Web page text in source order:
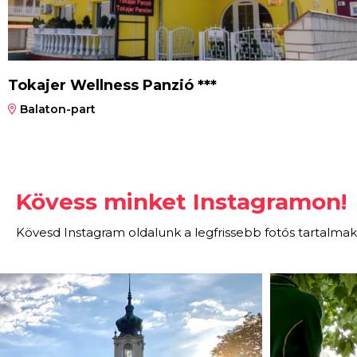
Tokajer Wellness Panzió ***
Balaton-part
Kövess minket Instagramon!
Kövesd Instagram oldalunk a legfrissebb fotós